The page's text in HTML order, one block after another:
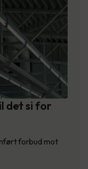
det si for
forbud mot